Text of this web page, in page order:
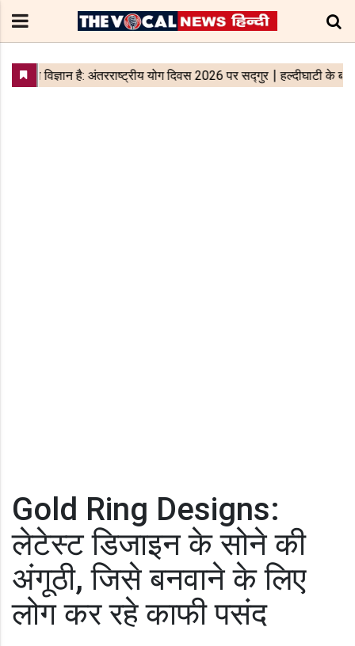
Gold Ring Designs:
लेटेस्ट डिजाइन के सोने की
अंगूठी, जिसे बनवाने के लिए
लोग कर रहे काफी पसंद